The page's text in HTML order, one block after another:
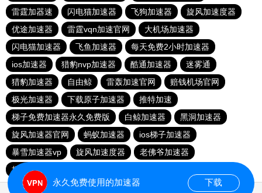
雷霆加器速
闪电猫加速器 飞狗加速器
旋风加速度器
优途加速器
雷霆vqn加速官网
大机场加速器
闪电猫加速器
飞鱼加速器
每天免费2小时加速器
ios加速器
猎豹nvp加速器 酷通加速器
迷雾通
猎豹加速器
自由鲸 雷轰加速官网
赔钱机场官网
极光加速器
下载原子加速器
推特加速
梯子免费加速器永久免费版
白鲸加速器
黑洞加速器
旋风加速器官网
蚂蚁加速器
ios梯子加速器
暴雪加速器vp
旋风加速度器
老佛爷加速器
极光aurora加速器
永久免费使用的加速器 下载